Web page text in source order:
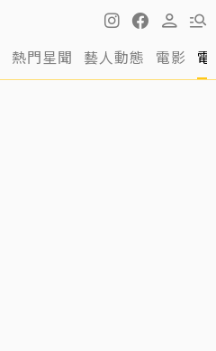
熱門星聞 藝人動態 電影